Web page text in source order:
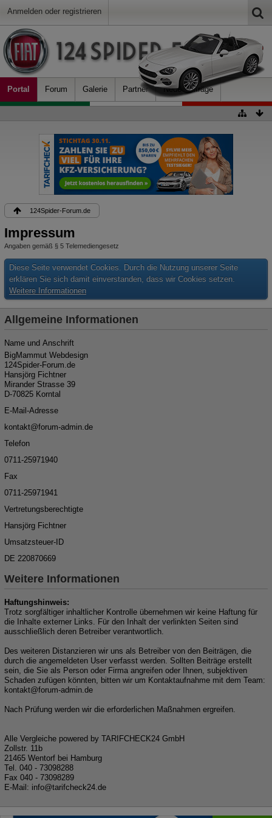
Anmelden oder registrieren
Portal Forum Galerie Partner Neue Beiträge
124Spider-Forum.de
Impressum
Angaben gemäß § 5 Telemediengesetz
Diese Seite verwendet Cookies. Durch die Nutzung unserer Seite
erklären Sie sich damit einverstanden, dass wir Cookies setzen.
Weitere Informationen
Allgemeine Informationen
Name und Anschrift
BigMammut Webdesign
124Spider-Forum.de
Hansjörg Fichtner
Mirander Strasse 39
D-70825 Korntal
E-Mail-Adresse
kontakt@forum-admin.de
Telefon
0711-25971940
Fax
0711-25971941
Vertretungsberechtigte
Hansjörg Fichtner
Umsatzsteuer-ID
DE 220870669
Weitere Informationen
Haftungshinweis:
Trotz sorgfältiger inhaltlicher Kontrolle übernehmen wir keine Haftung für
die Inhalte externer Links. Für den Inhalt der verlinkten Seiten sind
ausschließlich deren Betreiber verantwortlich.
Des weiteren Distanzieren wir uns als Betreiber von den Beiträgen, die
durch die angemeldeten User verfasst werden. Sollten Beiträge erstellt
sein, die Sie als Person oder Firma angreifen oder Ihnen, subjektiven
Schaden zufügen könnten, bitten wir um Kontaktaufnahme mit dem Team:
kontakt@forum-admin.de
Nach Prüfung werden wir die erforderlichen Maßnahmen ergreifen.
Alle Vergleiche powered by TARIFCHECK24 GmbH
Zollstr. 11b
21465 Wentorf bei Hamburg
Tel. 040 - 73098288
Fax 040 - 73098289
E-Mail: info@tarifcheck24.de